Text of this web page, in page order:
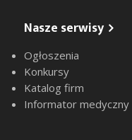
Nasze serwisy
Ogłoszenia
Konkursy
Katalog firm
Informator medyczny